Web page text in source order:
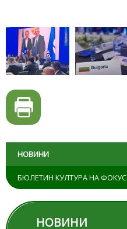
НОВИНИ
БЮЛЕТИН КУЛТУРА НА ФОКУС
НОВИНИ